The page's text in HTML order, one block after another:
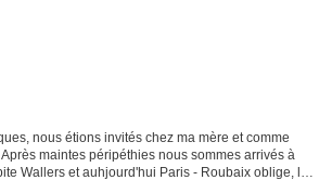
nous étions invités chez ma mère et comme
maintes péripéthies nous sommes arrivés à
Wallers et auhjourd'hui Paris - Roubaix oblige, le